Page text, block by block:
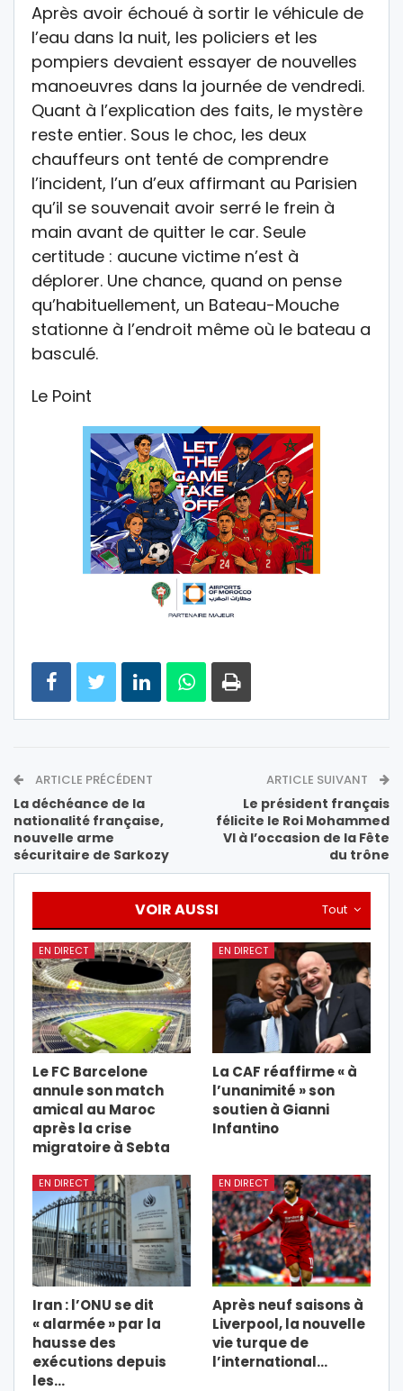
Après avoir échoué à sortir le véhicule de
l’eau dans la nuit, les policiers et les
pompiers devaient essayer de nouvelles
manoeuvres dans la journée de vendredi.
Quant à l’explication des faits, le mystère
reste entier. Sous le choc, les deux
chauffeurs ont tenté de comprendre
l’incident, l’un d’eux affirmant au Parisien
qu’il se souvenait avoir serré le frein à
main avant de quitter le car. Seule
certitude : aucune victime n’est à
déplorer. Une chance, quand on pense
qu’habituellement, un Bateau-Mouche
stationne à l’endroit même où le bateau a
basculé.
Le Point
ARTICLE PRÉCÉDENT
La déchéance de la
nationalité française,
nouvelle arme
sécuritaire de Sarkozy
ARTICLE SUIVANT
Le président français
félicite le Roi Mohammed
VI à l’occasion de la Fête
du trône
Tout
VOIR AUSSI
EN DIRECT
Le FC Barcelone
annule son match
amical au Maroc
après la crise
migratoire à Sebta
EN DIRECT
La CAF réaffirme « à
l’unanimité » son
soutien à Gianni
Infantino
EN DIRECT
Iran : l’ONU se dit
« alarmée » par la
hausse des
exécutions depuis
les…
EN DIRECT
Après neuf saisons à
Liverpool, la nouvelle
vie turque de
l’international…